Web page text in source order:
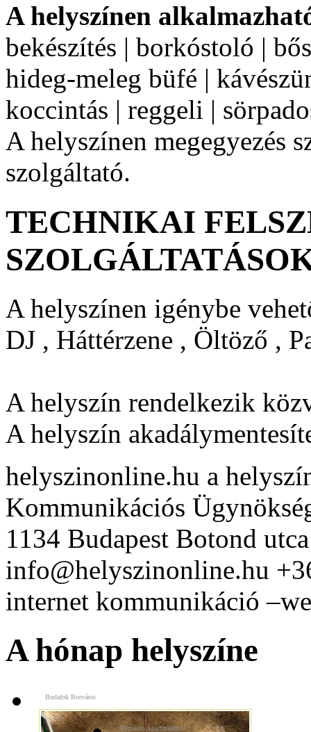
A helyszínen
bekészítés | borkóstoló |
hideg-meleg büfé |
koccintás | reggeli |
A helyszínen megegyezés
szolgáltató.
TECHNIKAI
A helyszínen igénybe
DJ , Háttérzene , Öltöző ,
A helyszín rendelkezik
A helyszín
helyszinonline.hu a
Kommunikációs
1134 Budapest Botond
info@helyszinonline.hu
internet kommunikáció
A hónap helyszíne
Budafok Borváros
Premium Apartmanház